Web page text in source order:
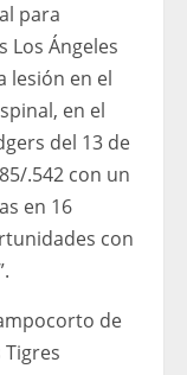
para
Los Ángeles
lesión en el
en el
del 13 de
.542 con un
en 16
con
de